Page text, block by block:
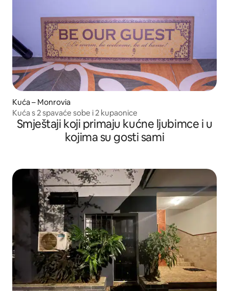
Kuća – Monrovia
Kuća s 2 spavaće sobe i 2 kupaonice
Smještaji koji primaju kućne ljubimce i u
kojima su gosti sami